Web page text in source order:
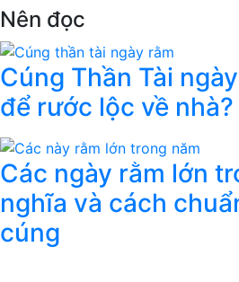
Nên đọc
Cúng Thần Tài
để rước lộc về nhà?
Các ngày rằm lớn
nghĩa và cách
cúng